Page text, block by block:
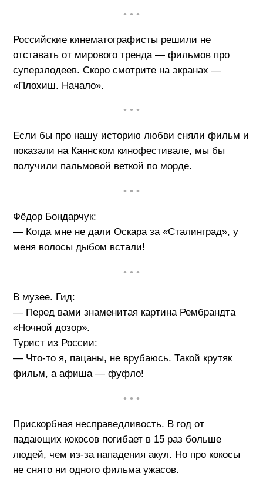
• • •
Российские кинематографисты решили не
отставать от мирового тренда — фильмов про
суперзлодеев. Скоро смотрите на экранах —
«Плохиш. Начало».
• • •
Если бы про нашу историю любви сняли фильм и
показали на Каннском кинофестивале, мы бы
получили пальмовой веткой по морде.
• • •
Фёдор Бондарчук:
— Когда мне не дали Оскара за «Сталинград», у
меня волосы дыбом встали!
• • •
В музее. Гид:
— Перед вами знаменитая картина Рембрандта
«Ночной дозор».
Турист из России:
— Что-то я, пацаны, не врубаюсь. Такой крутяк
фильм, а афиша — фуфло!
• • •
Прискорбная несправедливость. В год от
падающих кокосов погибает в 15 раз больше
людей, чем из-за нападения акул. Но про кокосы
не снято ни одного фильма ужасов.